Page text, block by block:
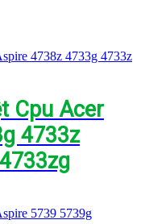
Cpu Acer
4733z